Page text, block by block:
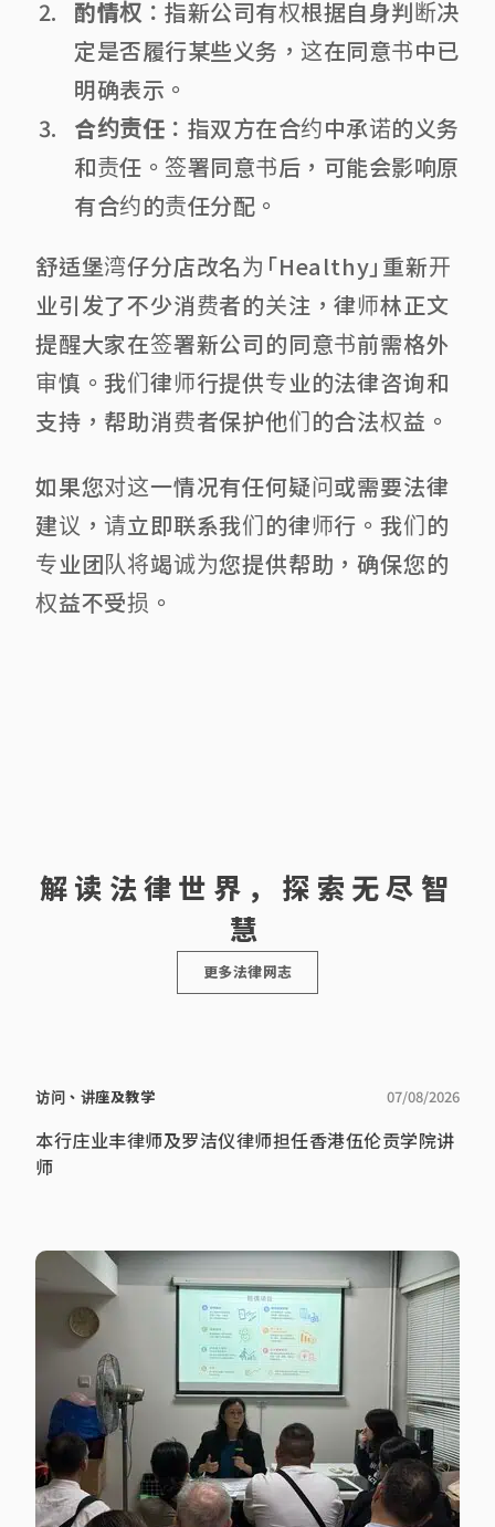
酌情权 ：指新公司有权根据自身判断决
定是否履行某些义务，这在同意书中已
明确表示。
合约责任 ：指双方在合约中承诺的义务
和责任。签署同意书后，可能会影响原
有合约的责任分配。
舒适堡湾仔分店改名为「Healthy」重新开
业引发了不少消费者的关注，律师林正文
提醒大家在签署新公司的同意书前需格外
审慎。我们律师行提供专业的法律咨询和
支持，帮助消费者保护他们的合法权益。
如果您对这一情况有任何疑问或需要法律
建议，请立即联系我们的律师行。我们的
专业团队将竭诚为您提供帮助，确保您的
权益不受损。
解读法律世界，探索无尽智
慧
更多法律网志
访问、讲座及教学 07/08/2026
本行庄业丰律师及罗洁仪律师担任香港伍伦贡学院讲
师